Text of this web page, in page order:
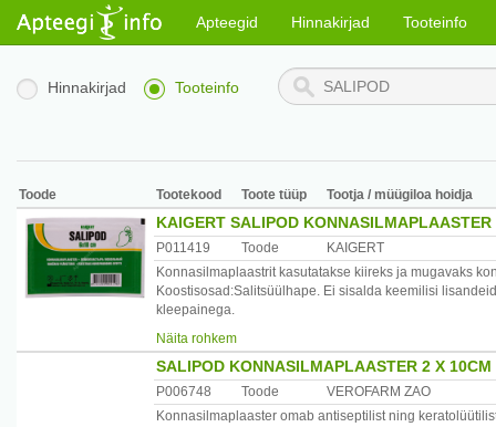
Apteegid Hinnakirjad Tooteinfo
Hinnakirjad Tooteinfo
Toode Tootekood Toote tüüp Tootja / müügiloa hoidja
KAIGERT SALIPOD KONNASILMAPLAASTER
P011419 Toode
KAIGERT
Konnasilmaplaastrit kasutatakse kiireks ja mugavaks
Koostisosad:Salitsüülhape. Ei sisalda keemilisi
kleepainega.
Vajadusel võib protseduuri korrata 3-4 korda kuni
Hoolikalt lugege läbi kasutusjuhend või info pakendi
Säilitamine: Kuivas ja valguse eest kaitstud kohas.
Näita rohkem
SALIPOD KONNASILMAPLAASTER 2 X 10CM
P006748 Toode
VEROFARM ZAO
Konnasilmaplaaster omab antiseptilist ning